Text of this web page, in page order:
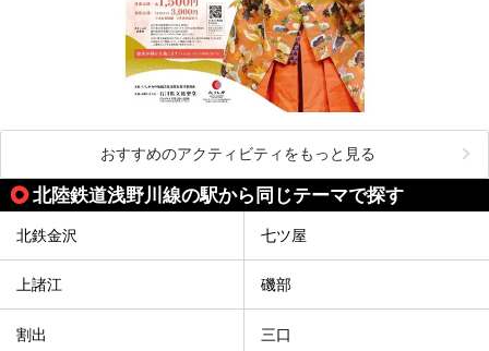
おすすめのアクティビティをもっと見る
北陸鉄道浅野川線の駅から同じテーマで探す
北鉄金沢 七ツ屋
上諸江 磯部
割出 三口